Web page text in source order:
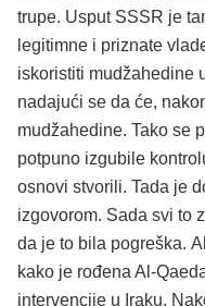
trupe. Usput SSSR je
legitimne i priznate
iskoristiti mudžahedine
nadajući se da će,
mudžahedine. Tako se
potpuno izgubile
osnovi stvorili. Tada je
izgovorom. Sada svi to
da je to bila pogreška.
kako je rođena Al-
intervencije u Iraku.